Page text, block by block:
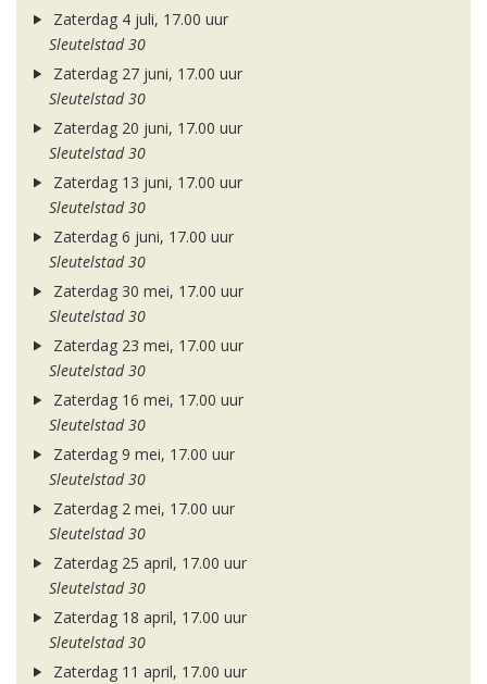
Zaterdag 4 juli, 17.00 uur
Sleutelstad 30
Zaterdag 27 juni, 17.00 uur
Sleutelstad 30
Zaterdag 20 juni, 17.00 uur
Sleutelstad 30
Zaterdag 13 juni, 17.00 uur
Sleutelstad 30
Zaterdag 6 juni, 17.00 uur
Sleutelstad 30
Zaterdag 30 mei, 17.00 uur
Sleutelstad 30
Zaterdag 23 mei, 17.00 uur
Sleutelstad 30
Zaterdag 16 mei, 17.00 uur
Sleutelstad 30
Zaterdag 9 mei, 17.00 uur
Sleutelstad 30
Zaterdag 2 mei, 17.00 uur
Sleutelstad 30
Zaterdag 25 april, 17.00 uur
Sleutelstad 30
Zaterdag 18 april, 17.00 uur
Sleutelstad 30
Zaterdag 11 april, 17.00 uur